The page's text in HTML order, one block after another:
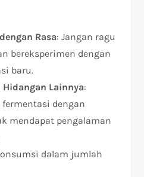
Rasa: Jangan ragu
bereksperimen dengan
baru.
Lainnya:
dengan
mendapat pengalaman
dalam jumlah